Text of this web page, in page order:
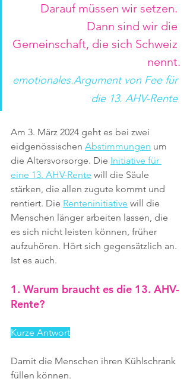
Darauf müssen wir setzen.
Dann sind wir die
Gemeinschaft, die sich Schweiz
nennt.
emotionales.Argument von Fee für
die 13. AHV-Rente
Am 3. März 2024 geht es bei zwei
eidgenössischen Abstimmungen um
die Altersvorsorge. Die Initiative für
eine 13. AHV-Rente will die Säule
stärken, die allen zugute kommt und
rentiert. Die Renteninitiative will die
Menschen länger arbeiten lassen, die
es sich nicht leisten können, früher
aufzuhören. Hört sich gegensätzlich an.
Ist es auch.
1. Warum braucht es die 13. AHV-
Rente?
Kurze Antwort
Damit die Menschen ihren Kühlschrank
füllen können.